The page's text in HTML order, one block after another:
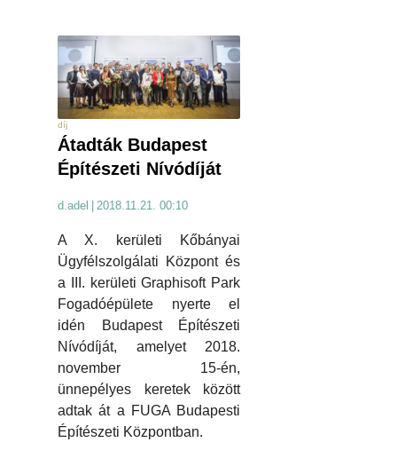
díj
Átadták Budapest
Építészeti Nívódíját
d.adel 2018.11.21. 00:10
A X. kerületi Kőbányai
Ügyfélszolgálati Központ és
a III. kerületi Graphisoft Park
Fogadóépülete nyerte el
idén Budapest Építészeti
Nívódíját, amelyet 2018.
november 15-én,
ünnepélyes keretek között
adtak át a FUGA Budapesti
Építészeti Központban.